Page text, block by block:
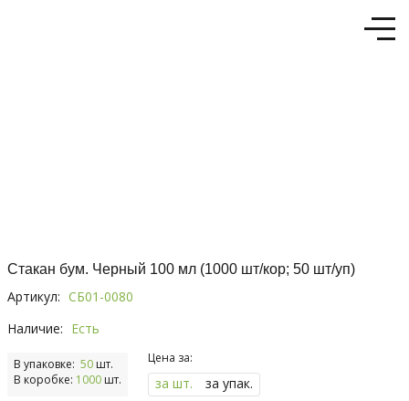
Стакан бум. Черный 100 мл (1000 шт/кор; 50 шт/уп)
Артикул: СБ01-0080
Наличие: Есть
В упаковке: 50 шт.
В коробке: 1000 шт.
Цена за:
за шт. за упак.